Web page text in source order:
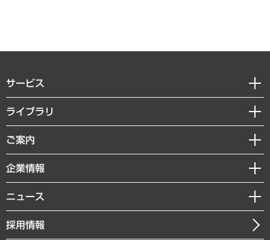
サービス
経営戦略
組織・人事戦略
デジタルイノベーション
共生・ダイバーシティ
GRC（ガバナンス・リスク・コンプライアンス）・防災（政策）
経済・産業・雇用・労働
ライブラリ
経済調査
レポート
コラム
経営用語集
ご案内
セミナー・イベント情報
MUFGビジネスセミナー
受託案件情報
企業情報
私たちの想い
社長メッセージ
会社概要
ニュース
ニュースリリース
採用情報